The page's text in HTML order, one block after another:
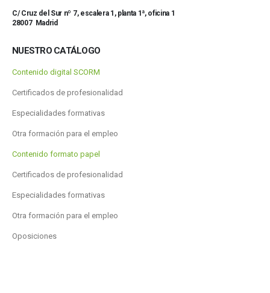
C/ Cruz del Sur nº 7, escalera 1, planta 1ª, oficina 1
28007 Madrid
NUESTRO CATÁLOGO
Contenido digital SCORM
Certificados de profesionalidad
Especialidades formativas
Otra formación para el empleo
Contenido formato papel
Certificados de profesionalidad
Especialidades formativas
Otra formación para el empleo
Oposiciones